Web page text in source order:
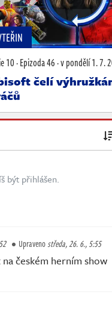
10·Epizoda 46·v pondělí1. 7.
čelí
být přihlášen.
Upravenostředa, 26. 6., 5:55
českém herním show